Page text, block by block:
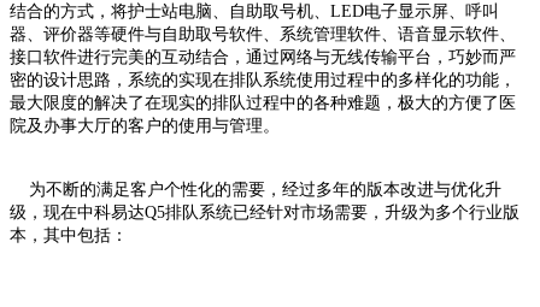
结合的方式，将护士站电脑、自助取号机、LED电子显示屏、呼叫
器、评价器等硬件与自助取号软件、系统管理软件、语音显示软件、
接口软件进行完美的互动结合，通过网络与无线传输平台，巧妙而严
密的设计思路，系统的实现在排队系统使用过程中的多样化的功能，
最大限度的解决了在现实的排队过程中的各种难题，极大的方便了医
院及办事大厅的客户的使用与管理。
为不断的满足客户个性化的需要，经过多年的版本改进与优化升
级，现在中科易达Q5排队系统已经针对市场需要，升级为多个行业版
本，其中包括：